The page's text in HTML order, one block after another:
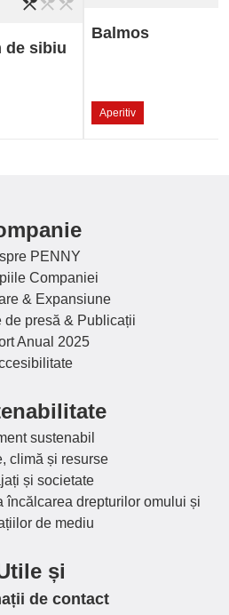
Ușor
de sibiu
Balmos
Aperitiv
PENNY
Companiei
& Expansiune
de presă & Publicații
Anual 2025
sustenabil
climă și resurse
și societate
încălcarea drepturilor omului și
de mediu
și
de contact